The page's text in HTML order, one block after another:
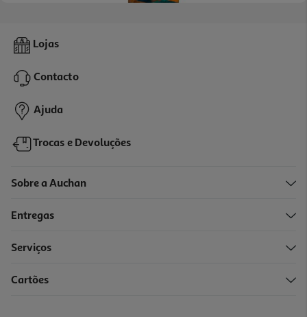
Livro Viajar
16,50 € PVP de editor
14,85 €
-10%
Lojas
Contacto
Ajuda
Trocas e Devoluções
Sobre a Auchan
Entregas
Serviços
Cartões